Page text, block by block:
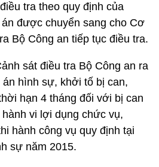
tra theo quy định của
được chuyển sang cho Cơ
Bộ Công an tiếp tục điều tra.
sát điều tra Bộ Công an ra
hình sự, khởi tố bị can,
hạn 4 tháng đối với bị can
vi lợi dụng chức vụ,
hành công vụ quy định tại
sự năm 2015.